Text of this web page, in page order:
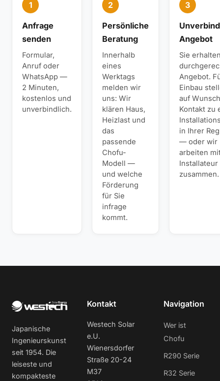
1
Anfrage
senden
Formular,
Anruf oder
WhatsApp —
2 Minuten,
kostenlos und
unverbindlich.
2
Persönliche
Beratung
Innerhalb
eines
Werktags
melden wir
uns: Wir
klären Haus,
Heizlast und
das
passende
Chofu-
Modell —
und welche
Förderung
für Sie
infrage
kommt.
3
Angebot
Sie
Angebot.
Einbau
auf
Kontakt zu
in Ihrer
— oder wir
arbeiten
Installateur
zusammen.
Japanische
Ingenieurskunst
seit 1954. Die
leiseste und
kompakteste
Kontakt
Westech Solar
e.U.
Wienersdorfer
Straße 20-24
M37
Navigation
Wer ist
Chofu
R290 Serie
R32 Serie